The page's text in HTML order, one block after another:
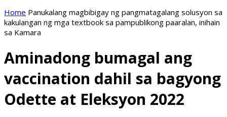
Home Panukalang magbibigay ng pangmatagalang solusyon sa
kakulangan ng mga textbook sa pampublikong paaralan, inihain
sa Kamara
Aminadong bumagal ang
vaccination dahil sa bagyong
Odette at Eleksyon 2022